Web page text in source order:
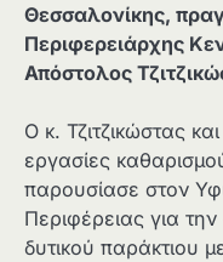
Θεσσαλονίκης,
Περιφερειάρχης
Απόστολος
Ο κ. Τζιτζικώστας
εργασίες
παρουσίασε στον
Περιφέρειας για
δυτικού παράκτιου